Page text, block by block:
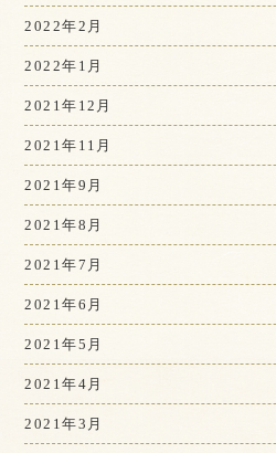
2022年2月
2022年1月
2021年12月
2021年11月
2021年9月
2021年8月
2021年7月
2021年6月
2021年5月
2021年4月
2021年3月